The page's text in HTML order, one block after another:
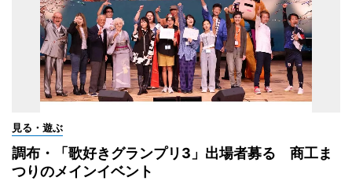
見る・遊ぶ
調布・「歌好きグランプリ3」出場者募る 商工ま
つりのメインイベント